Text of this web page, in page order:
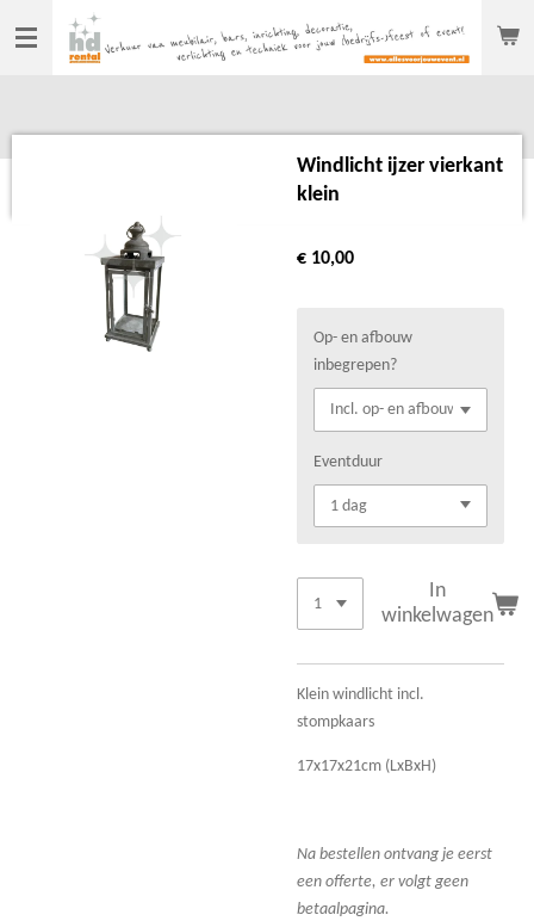
Ga
direct
hoofdinhoud
Windlicht ijzer vierkant
klein
€ 10,00
Op- en afbouw
inbegrepen?
Eventduur
In
winkelwagen
Klein windlicht incl.
stompkaars
17x17x21cm (LxBxH)
Na bestellen ontvang je eerst
een offerte, er volgt geen
betaalpagina.